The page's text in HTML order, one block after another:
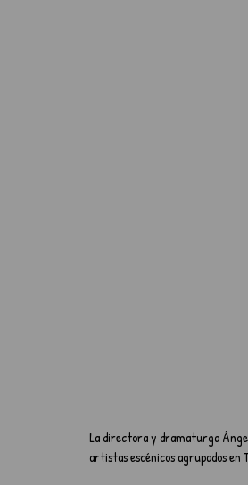
La directora y dramaturga
artistas escénicos agrupados en